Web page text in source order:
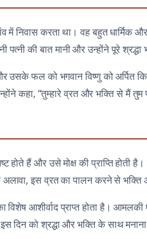
में निवास करता था। वह बहुत
की बात मानी और उन्होंने पूरे
उसके फल को भगवान विष्णु को अर्पित
कहा, “तुम्हारे व्रत और भक्ति से मैं
हैं और उसे मोक्ष की प्राप्ति होती
इस व्रत का पालन करने से भक्ति और
विशेष आशीर्वाद प्राप्त होता है।
दिन को श्रद्धा और भक्ति के साथ मनाना